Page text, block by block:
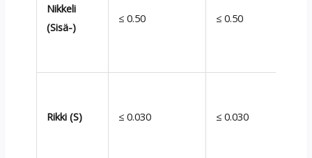
Nikkeli
(Sisä-)
≤ 0.50 ≤ 0.50
Rikki (S) ≤ 0.030 ≤ 0.030